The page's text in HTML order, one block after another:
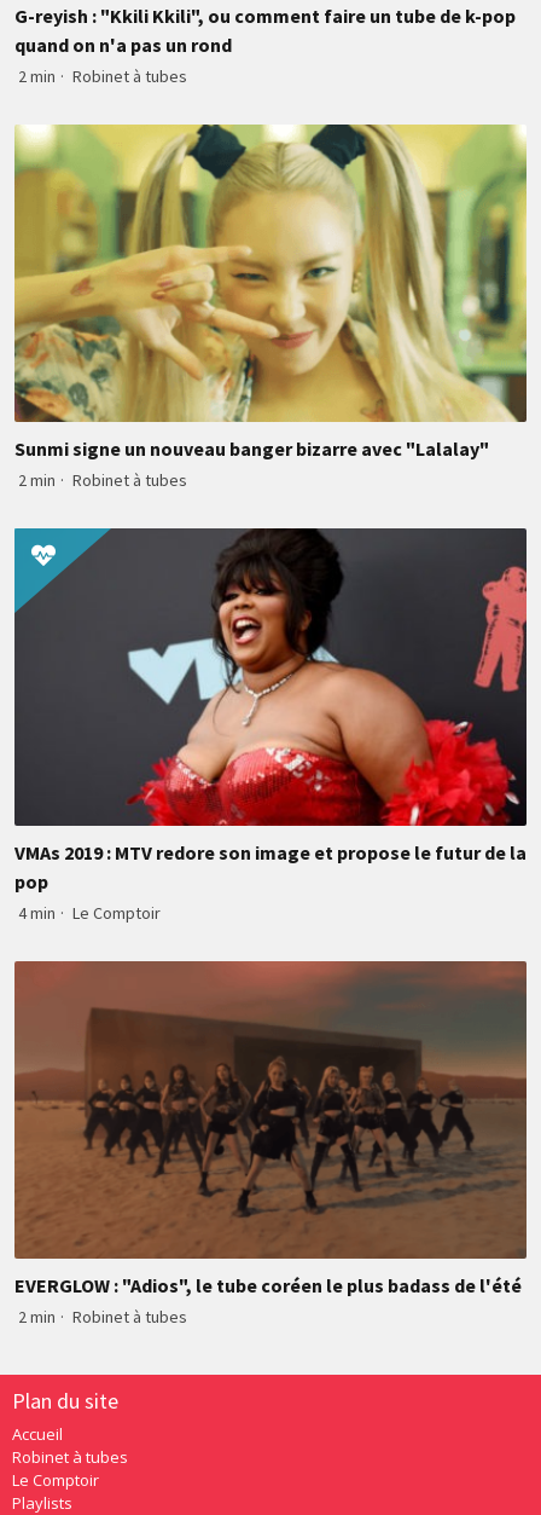
G-reyish : "Kkili Kkili", ou comment faire un tube de k-pop
quand on n'a pas un rond
2 min · Robinet à tubes
Sunmi signe un nouveau banger bizarre avec "Lalalay"
2 min · Robinet à tubes
VMAs 2019 : MTV redore son image et propose le futur de la
pop
4 min · Le Comptoir
EVERGLOW : "Adios", le tube coréen le plus badass de l'été
2 min · Robinet à tubes
Plan du site
Accueil
Robinet à tubes
Le Comptoir
Playlists